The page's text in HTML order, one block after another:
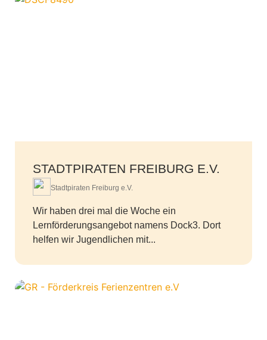
STADTPIRATEN FREIBURG E.V.
Stadtpiraten Freiburg e.V.
Wir haben drei mal die Woche ein
Lernförderungsangebot namens Dock3. Dort
helfen wir Jugendlichen mit...